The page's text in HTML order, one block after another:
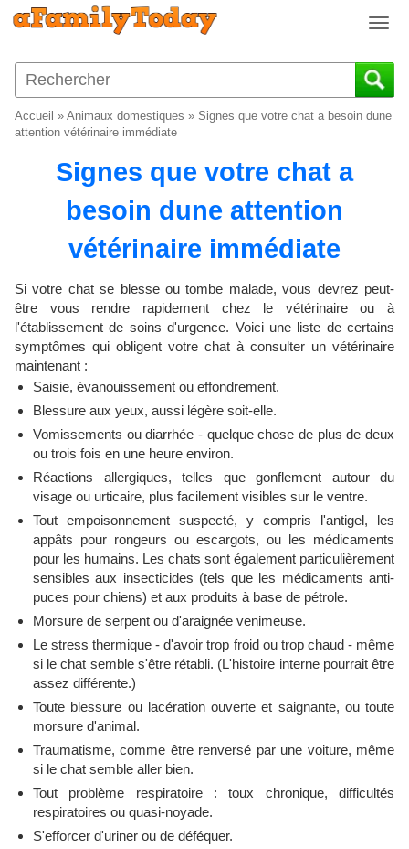
T
g
g
i
n
Accueil » Animaux domestiques » Signes que votre chat a besoin dune
attention vétérinaire immédiate
Signes que votre chat a
besoin dune attention
vétérinaire immédiate
Si votre chat se blesse ou tombe malade, vous devrez peut-
être vous rendre rapidement chez le vétérinaire ou à
l'établissement de soins d'urgence. Voici une liste de certains
symptômes qui obligent votre chat à consulter un vétérinaire
maintenant :
Saisie, évanouissement ou effondrement.
Blessure aux yeux, aussi légère soit-elle.
Vomissements ou diarrhée - quelque chose de plus de deux
ou trois fois en une heure environ.
Réactions allergiques, telles que gonflement autour du
visage ou urticaire, plus facilement visibles sur le ventre.
Tout empoisonnement suspecté, y compris l'antigel, les
appâts pour rongeurs ou escargots, ou les médicaments
pour les humains. Les chats sont également particulièrement
sensibles aux insecticides (tels que les médicaments anti-
puces pour chiens) et aux produits à base de pétrole.
Morsure de serpent ou d'araignée venimeuse.
Le stress thermique - d'avoir trop froid ou trop chaud - même
si le chat semble s'être rétabli. (L'histoire interne pourrait être
assez différente.)
Toute blessure ou lacération ouverte et saignante, ou toute
morsure d'animal.
Traumatisme, comme être renversé par une voiture, même
si le chat semble aller bien.
Tout problème respiratoire : toux chronique, difficultés
respiratoires ou quasi-noyade.
S'efforcer d'uriner ou de déféquer.